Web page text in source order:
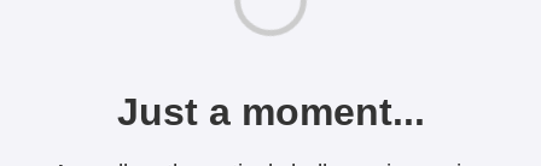
Just a moment...